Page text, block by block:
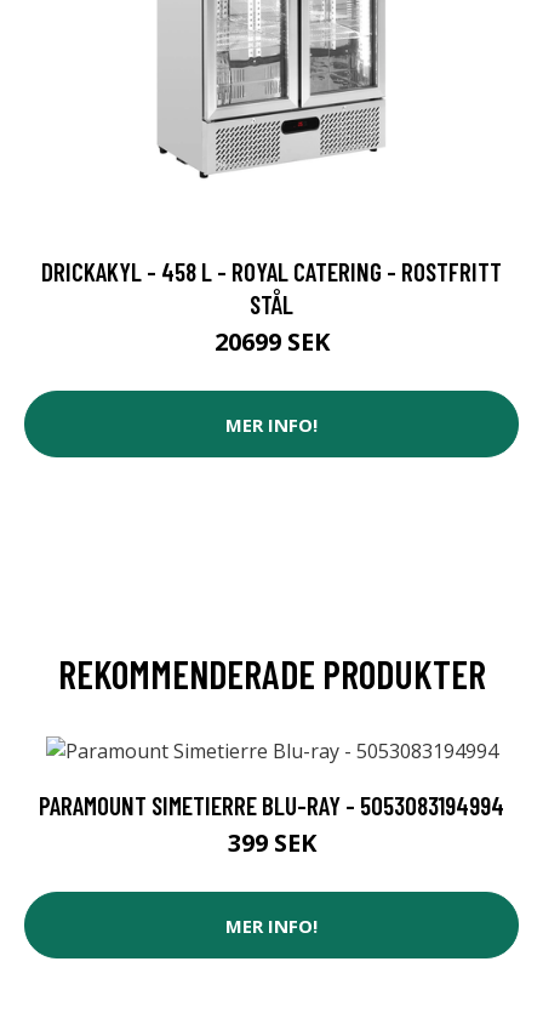
DRICKAKYL - 458 L - ROYAL CATERING - ROSTFRITT
STÅL
20699 SEK
MER INFO!
REKOMMENDERADE PRODUKTER
PARAMOUNT SIMETIERRE BLU-RAY - 5053083194994
399 SEK
MER INFO!